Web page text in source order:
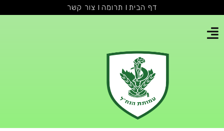
דף הבית תרומה צור קשר